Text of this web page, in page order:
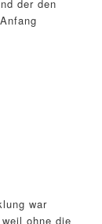
der den
war
ohne die